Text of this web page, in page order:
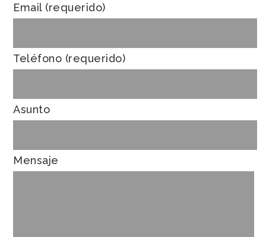
Email (requerido)
Teléfono (requerido)
Asunto
Mensaje